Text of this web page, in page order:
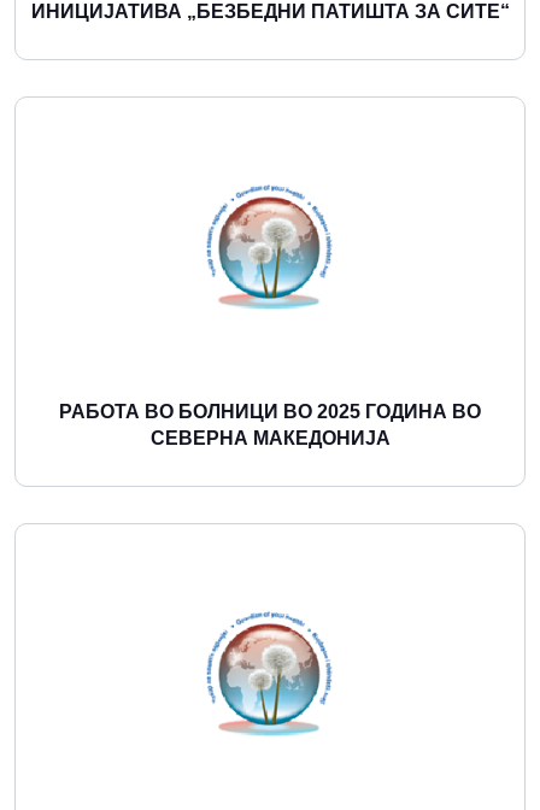
ИНИЦИЈАТИВА „БЕЗБЕДНИ ПАТИШТА ЗА СИТЕ“
Повеќе
РАБОТА ВО БОЛНИЦИ ВО 2025 ГОДИНА ВО
СЕВЕРНА МАКЕДОНИЈА
Повеќе